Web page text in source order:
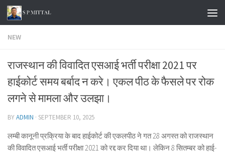
Skip to content
NEW
राजस्थान की विवादित एसआई भर्ती परीक्षा 2021 पर
हाईकोर्ट समय बर्बाद न करे। एकल पीठ के फैसले पर रोक
लगने से मामला और उलझा।
BYADMIN · SEPTEMBER 10, 2025
लम्बी कानूनी प्रक्रिया के बाद हाईकोर्ट की एकलपीठ ने गत 28 अगस्त को राजस्थान
की विवादित एसआई भर्ती परीक्षा 2021 को रद्द कर दिया था। लेकिन 8 सितम्बर को हाई-